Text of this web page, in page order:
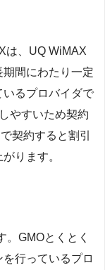
は、UQ WiMAX
間にわたり一定
るプロバイダで
やすいため契約
契約すると割引
ります。
GMOとくとく
行っているプロ